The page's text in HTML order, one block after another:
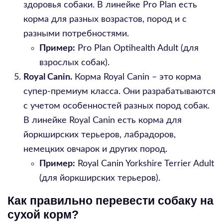
здоровья собаки. В линейке Pro Plan есть
корма для разных возрастов, пород и с
разными потребностями.
Пример: Pro Plan Optihealth Adult (для
взрослых собак).
Royal Canin. Корма Royal Canin – это корма
супер-премиум класса. Они разрабатываются
с учетом особенностей разных пород собак.
В линейке Royal Canin есть корма для
йоркширских терьеров, лабрадоров,
немецких овчарок и других пород.
Пример: Royal Canin Yorkshire Terrier Adult
(для йоркширских терьеров).
Как правильно перевести собаку на
сухой корм?